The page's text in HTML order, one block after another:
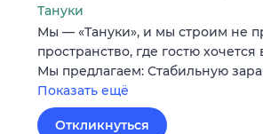
Тануки
Мы — «Тануки», и мы строим не
пространство, где гостю
Мы предлагаем: Стабильную
Показать ещё
Откликнуться